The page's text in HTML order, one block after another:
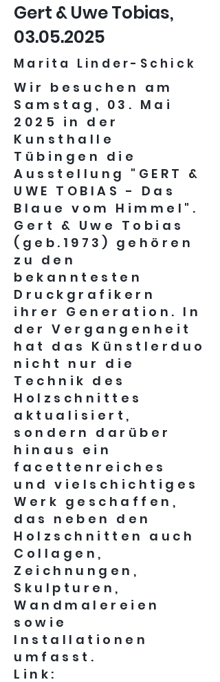
Gert & Uwe Tobias,
03.05.2025
Marita Linder-Schick
Wir besuchen am
Samstag, 03. Mai
2025 in der
Kunsthalle
Tübingen die
Ausstellung "GERT &
UWE TOBIAS - Das
Blaue vom Himmel".
Gert & Uwe Tobias
(geb.1973) gehören
zu den
bekanntesten
Druckgrafikern
ihrer Generation. In
der Vergangenheit
hat das Künstlerduo
nicht nur die
Technik des
Holzschnittes
aktualisiert,
sondern darüber
hinaus ein
facettenreiches
und vielschichtiges
Werk geschaffen,
das neben den
Holzschnitten auch
Collagen,
Zeichnungen,
Skulpturen,
Wandmalereien
sowie
Installationen
umfasst.
Link: